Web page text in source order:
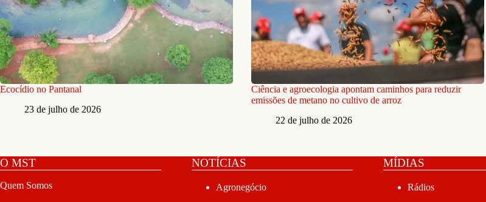
Ecocídio no Pantanal
23 de julho de 2026
Ciência e agroecologia apontam caminhos para reduzir
emissões de metano no cultivo de arroz
22 de julho de 2026
O MST
Quem Somos
NOTÍCIAS
Agronegócio
MÍDIAS
Rádios